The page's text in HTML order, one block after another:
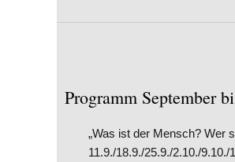
Programm September
„Was ist der Mensch? Wer
11.9./18.9./25.9./2.10./